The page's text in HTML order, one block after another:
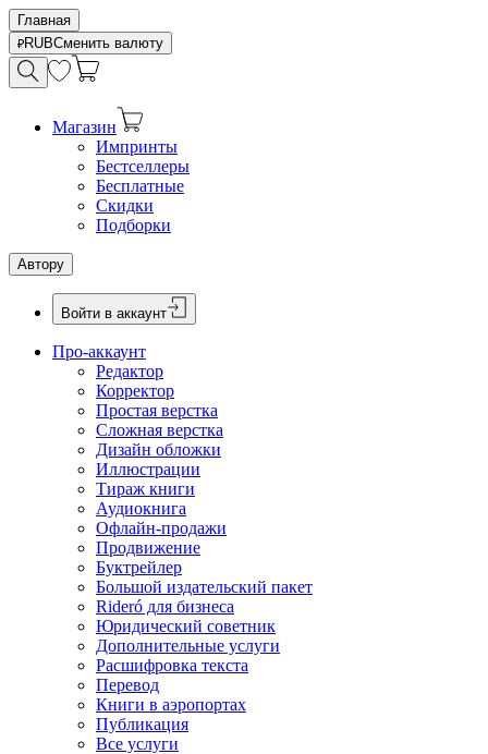
Главная
RUBСменить валюту
Магазин
Импринты
Бестселлеры
Бесплатные
Скидки
Подборки
Автору
Войти в аккаунт
Про-аккаунт
Редактор
Корректор
Простая верстка
Сложная верстка
Дизайн обложки
Иллюстрации
Тираж книги
Аудиокнига
Офлайн-продажи
Продвижение
Буктрейлер
Большой издательский пакет
Rideró для бизнеса
Юридический советник
Дополнительные услуги
Расшифровка текста
Перевод
Книги в аэропортах
Публикация
Все услуги